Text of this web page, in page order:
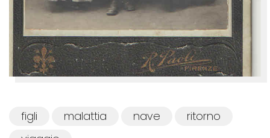
figli malattia nave
ritorno